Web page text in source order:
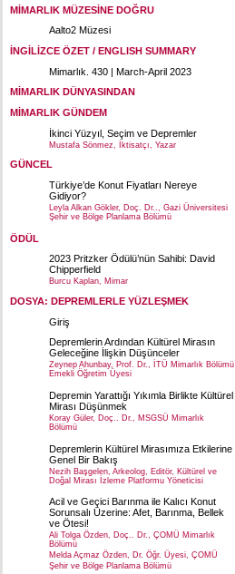
MİMARLIK MÜZESİNE DOĞRU
Aalto2 Müzesi
İNGİLİZCE ÖZET / ENGLISH SUMMARY
Mimarlık. 430 | March-April 2023
MİMARLIK DÜNYASINDAN
MİMARLIK GÜNDEM
İkinci Yüzyıl, Seçim ve Depremler
Mustafa Sönmez, İktisatçı, Yazar
GÜNCEL
Türkiye’de Konut Fiyatları Nereye
Gidiyor?
Leyla Alkan Gökler, Doç. Dr.., Gazi Üniversitesi
Şehir ve Bölge Planlama Bölümü
ÖDÜL
2023 Pritzker Ödülü’nün Sahibi: David
Chipperfield
Burcu Kaplan, Mimar
DOSYA: DEPREMLERLE YÜZLEŞMEK
Giriş
Depremlerin Ardından Kültürel Mirasın
Geleceğine İlişkin Düşünceler
Zeynep Ahunbay, Prof. Dr., İTÜ Mimarlık Bölümü
Emekli Öğretim Üyesi
Depremin Yarattığı Yıkımla Birlikte Kültürel
Mirası Düşünmek
Koray Güler, Doç.. Dr., MSGSÜ Mimarlık
Bölümü
Depremlerin Kültürel Mirasımıza Etkilerine
Genel Bir Bakış
Nezih Başgelen, Arkeolog, Editör, Kültürel ve
Doğal Mirası İzleme Platformu Yöneticisi
Acil ve Geçici Barınma ile Kalıcı Konut
Sorunsalı Üzerine: Afet, Barınma, Bellek
ve Ötesi!
Ali Tolga Özden, Doç.. Dr., ÇOMÜ Mimarlık
Bölümü
Melda Açmaz Özden, Dr. Öğr. Üyesi, ÇOMÜ
Şehir ve Bölge Planlama Bölümü